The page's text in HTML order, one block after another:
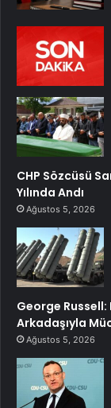
CHP Sözcüsü
Yılında Andı
Ağustos 5, 2026
George
Arkadaşıyla
Ağustos 5, 2026